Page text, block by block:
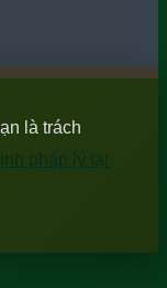
là trách
pháp lý tại